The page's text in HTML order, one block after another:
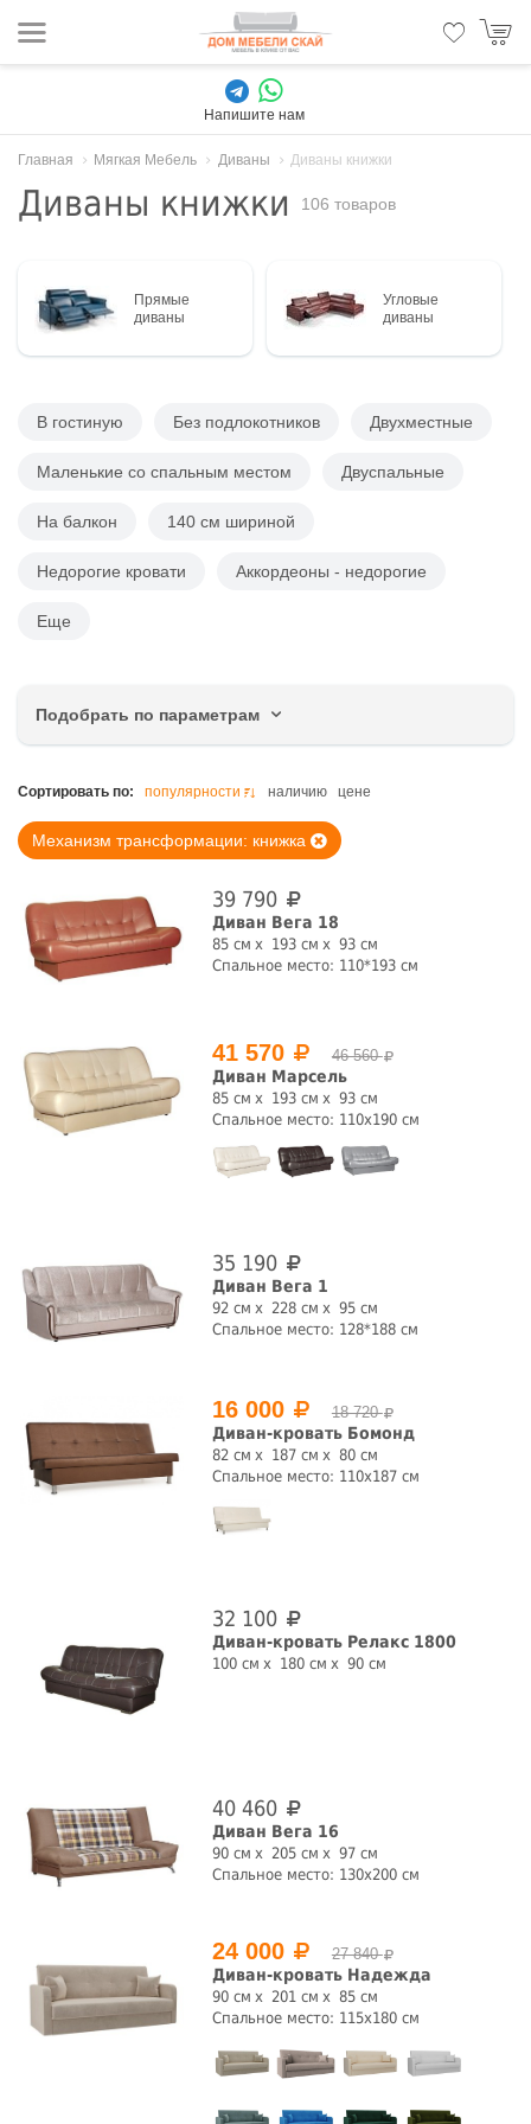
Напишите нам
Главная Мягкая Мебель Диваны Диваны книжки
Диваны книжки 106 товаров
Прямые
диваны
Угловые
диваны
В гостиную Без подлокотников Двухместные
Маленькие со спальным местом Двуспальные
На балкон 140 см шириной
Недорогие кровати Аккордеоны - недорогие
Еще
Подобрать по параметрам
Цена, руб.
Ширина, см
Высота, см
Цвет
Обивка
натуральная
прямая угловая
Раскладной
дельфин
клик-кляк книжка кушетка пантограф
да нет
Пружинный блок
да
Сортировать по: популярности наличию цене
Механизм трансформации: книжка
39 790
Диван Вега 18
85 см 193 см
93 см
Спальное место: 110*193 см
41 570 46 560
Диван Марсель
85 см 193 см
93 см
Спальное место: 110х190 см
35 190
Диван Вега 1
92 см 228 см
95 см
Спальное место: 128*188 см
16 000 18 720
Диван-кровать Бомонд
82 см 187 см
80 см
Спальное место: 110х187 см
32 100
Диван-кровать Релакс 1800
100 см 180 см 90 см
40 460
Диван Вега 16
90 см 205 см
97 см
Спальное место: 130х200 см
24 000 27 840
Диван-кровать Надежда
90 см 201 см
85 см
Спальное место: 115х180 см